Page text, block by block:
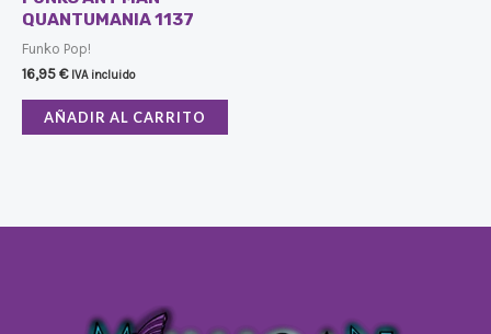
QUANTUMANIA 1137
Funko Pop!
16,95€ IVA incluido
AÑADIR AL CARRITO